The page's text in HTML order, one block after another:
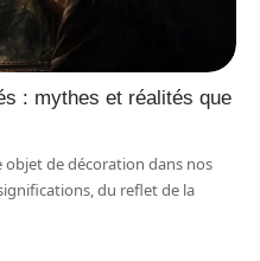
: mythes et réalités que
de décoration dans nos
du reflet de la